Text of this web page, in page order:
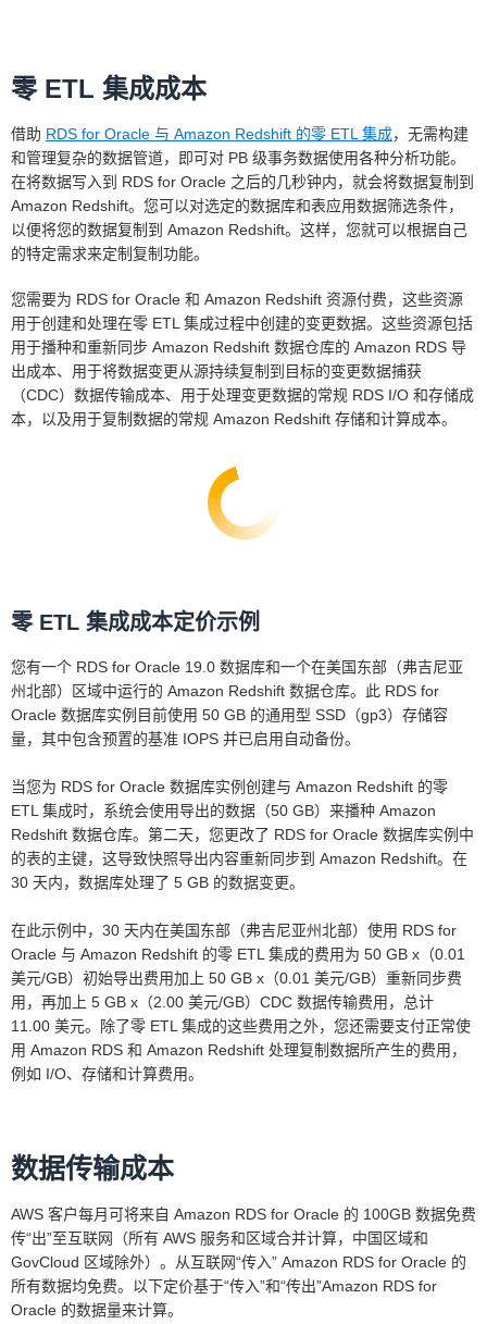
零 ETL 集成成本
借助 RDS for Oracle 与 Amazon Redshift 的零 ETL 集成，无需构建
和管理复杂的数据管道，即可对 PB 级事务数据使用各种分析功能。
在将数据写入到 RDS for Oracle 之后的几秒钟内，就会将数据复制到
Amazon Redshift。您可以对选定的数据库和表应用数据筛选条件，
以便将您的数据复制到 Amazon Redshift。这样，您就可以根据自己
的特定需求来定制复制功能。
您需要为 RDS for Oracle 和 Amazon Redshift 资源付费，这些资源
用于创建和处理在零 ETL 集成过程中创建的变更数据。这些资源包括
用于播种和重新同步 Amazon Redshift 数据仓库的 Amazon RDS 导
出成本、用于将数据变更从源持续复制到目标的变更数据捕获
（CDC）数据传输成本、用于处理变更数据的常规 RDS I/O 和存储成
本，以及用于复制数据的常规 Amazon Redshift 存储和计算成本。
零 ETL 集成成本定价示例
您有一个 RDS for Oracle 19.0 数据库和一个在美国东部（弗吉尼亚
州北部）区域中运行的 Amazon Redshift 数据仓库。此 RDS for
Oracle 数据库实例目前使用 50 GB 的通用型 SSD（gp3）存储容
量，其中包含预置的基准 IOPS 并已启用自动备份。
当您为 RDS for Oracle 数据库实例创建与 Amazon Redshift 的零
ETL 集成时，系统会使用导出的数据（50 GB）来播种 Amazon
Redshift 数据仓库。第二天，您更改了 RDS for Oracle 数据库实例中
的表的主键，这导致快照导出内容重新同步到 Amazon Redshift。在
30 天内，数据库处理了 5 GB 的数据变更。
在此示例中，30 天内在美国东部（弗吉尼亚州北部）使用 RDS for
Oracle 与 Amazon Redshift 的零 ETL 集成的费用为 50 GB x（0.01
美元/GB）初始导出费用加上 50 GB x（0.01 美元/GB）重新同步费
用，再加上 5 GB x（2.00 美元/GB）CDC 数据传输费用，总计
11.00 美元。除了零 ETL 集成的这些费用之外，您还需要支付正常使
用 Amazon RDS 和 Amazon Redshift 处理复制数据所产生的费用，
例如 I/O、存储和计算费用。
数据传输成本
AWS 客户每月可将来自 Amazon RDS for Oracle 的 100GB 数据免费
传“出”至互联网（所有 AWS 服务和区域合并计算，中国区域和
GovCloud 区域除外）。从互联网“传入” Amazon RDS for Oracle 的
所有数据均免费。以下定价基于“传入”和“传出”Amazon RDS for
Oracle 的数据量来计算。